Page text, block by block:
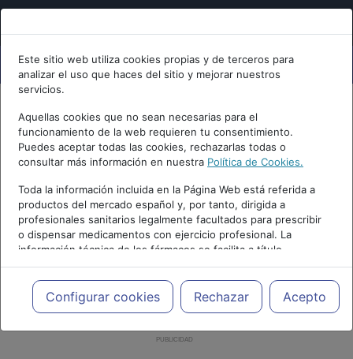
Este sitio web utiliza cookies propias y de terceros para
analizar el uso que haces del sitio y mejorar nuestros
servicios.
Aquellas cookies que no sean necesarias para el
funcionamiento de la web requieren tu consentimiento.
Puedes aceptar todas las cookies, rechazarlas todas o
consultar más información en nuestra Política de Cookies.
Toda la información incluida en la Página Web está referida a
productos del mercado español y, por tanto, dirigida a
profesionales sanitarios legalmente facultados para prescribir
o dispensar medicamentos con ejercicio profesional. La
información técnica de los fármacos se facilita a título
meramente informativo, siendo responsabilidad de los
profesionales facultados prescribir medicamentos y decidir, en
cada caso concreto, el tratamiento más adecuado a las
necesidades del paciente.
Configurar cookies Rechazar Acepto
PUBLICIDAD